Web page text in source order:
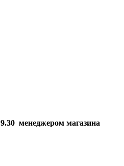
менеджером магазина